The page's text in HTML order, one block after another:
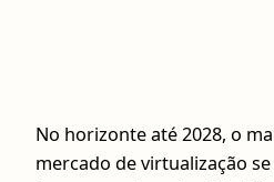
No horizonte até 2028, o
mercado de virtualização